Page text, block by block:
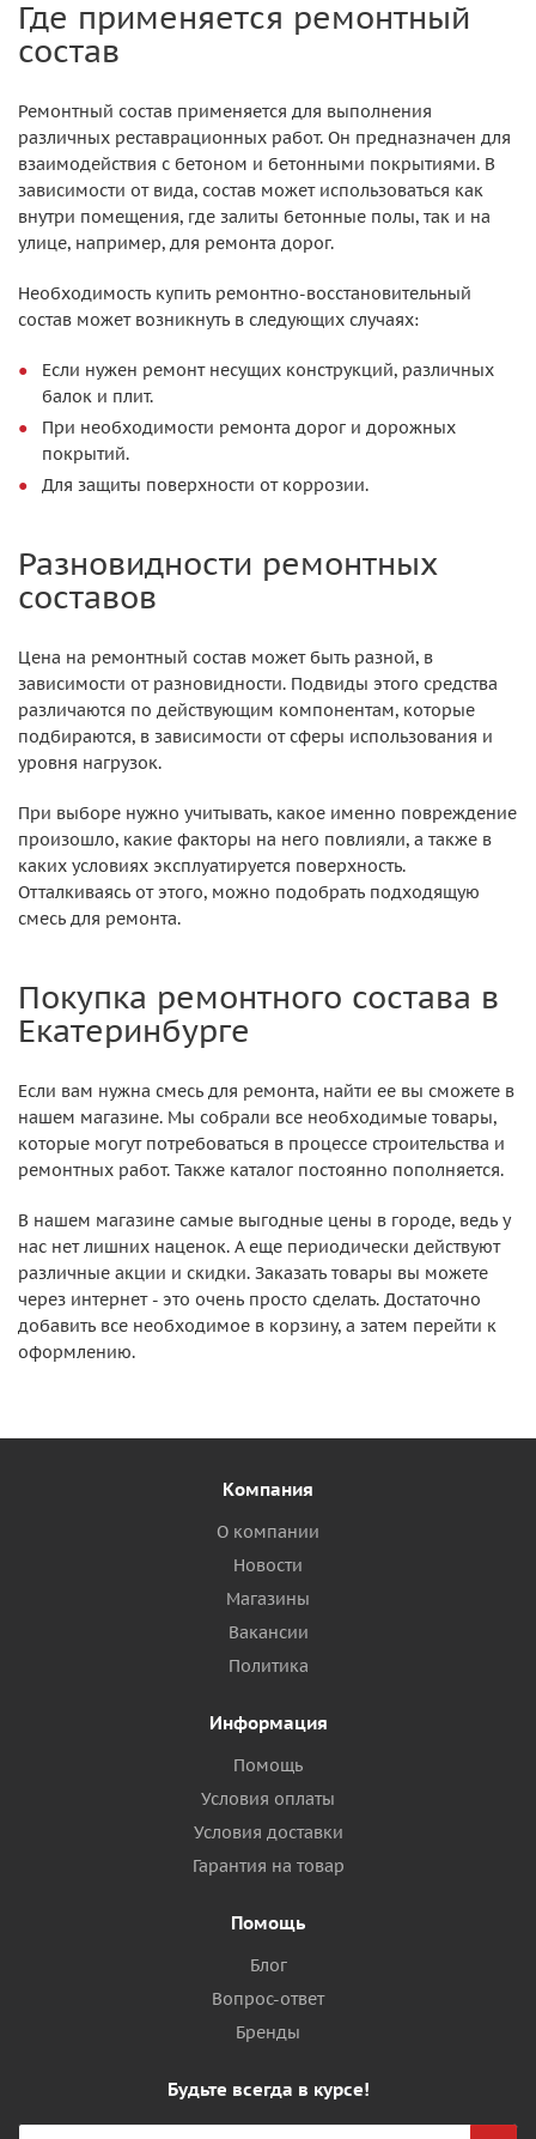
Где применяется ремонтный
состав
Ремонтный состав применяется для выполнения
различных реставрационных работ. Он предназначен для
взаимодействия с бетоном и бетонными покрытиями. В
зависимости от вида, состав может использоваться как
внутри помещения, где залиты бетонные полы, так и на
улице, например, для ремонта дорог.
Необходимость купить ремонтно-восстановительный
состав может возникнуть в следующих случаях:
Если нужен ремонт несущих конструкций, различных
балок и плит.
При необходимости ремонта дорог и дорожных
покрытий.
Для защиты поверхности от коррозии.
Разновидности ремонтных
составов
Цена на ремонтный состав может быть разной, в
зависимости от разновидности. Подвиды этого средства
различаются по действующим компонентам, которые
подбираются, в зависимости от сферы использования и
уровня нагрузок.
При выборе нужно учитывать, какое именно повреждение
произошло, какие факторы на него повлияли, а также в
каких условиях эксплуатируется поверхность.
Отталкиваясь от этого, можно подобрать подходящую
смесь для ремонта.
Покупка ремонтного состава в
Екатеринбурге
Если вам нужна смесь для ремонта, найти ее вы сможете в
нашем магазине. Мы собрали все необходимые товары,
которые могут потребоваться в процессе строительства и
ремонтных работ. Также каталог постоянно пополняется.
В нашем магазине самые выгодные цены в городе, ведь у
нас нет лишних наценок. А еще периодически действуют
различные акции и скидки. Заказать товары вы можете
через интернет - это очень просто сделать. Достаточно
добавить все необходимое в корзину, а затем перейти к
оформлению.
Компания
О компании
Новости
Магазины
Вакансии
Политика
Информация
Помощь
Условия оплаты
Условия доставки
Гарантия на товар
Помощь
Блог
Вопрос-ответ
Бренды
Будьте всегда в курсе!